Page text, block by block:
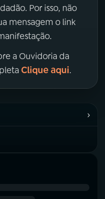
Por isso, não
mensagem o link
a Ouvidoria da
Clique aqui.
›